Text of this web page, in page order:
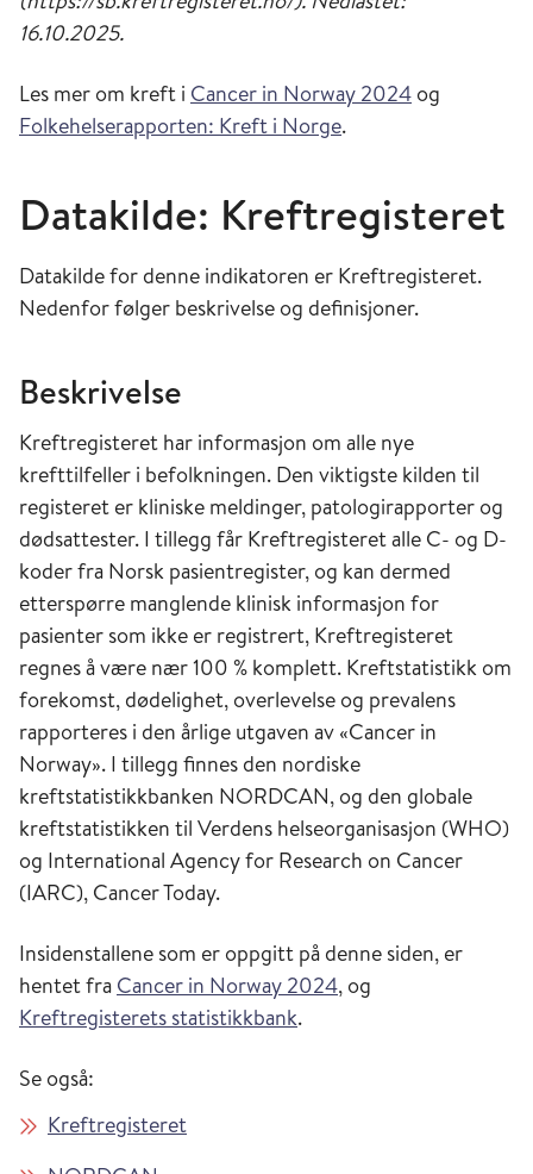
16.10.2025.
Les mer om kreft i Cancer in Norway 2024 og
Folkehelserapporten: Kreft i Norge.
Datakilde: Kreftregisteret
Datakilde for denne indikatoren er Kreftregisteret.
Nedenfor følger beskrivelse og definisjoner.
Beskrivelse
Kreftregisteret har informasjon om alle nye
krefttilfeller i befolkningen. Den viktigste kilden til
registeret er kliniske meldinger, patologirapporter og
dødsattester. I tillegg får Kreftregisteret alle C- og D-
koder fra Norsk pasientregister, og kan dermed
etterspørre manglende klinisk informasjon for
pasienter som ikke er registrert, Kreftregisteret
regnes å være nær 100 % komplett. Kreftstatistikk om
forekomst, dødelighet, overlevelse og prevalens
rapporteres i den årlige utgaven av «Cancer in
Norway». I tillegg finnes den nordiske
kreftstatistikkbanken NORDCAN, og den globale
kreftstatistikken til Verdens helseorganisasjon (WHO)
og International Agency for Research on Cancer
(IARC), Cancer Today.
Insidenstallene som er oppgitt på denne siden, er
hentet fra Cancer in Norway 2024, og
Kreftregisterets statistikkbank.
Se også:
Kreftregisteret